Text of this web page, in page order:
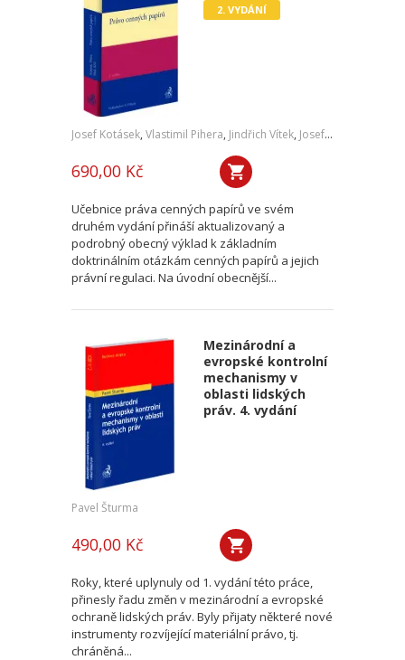
2. VYDÁNÍ
Josef Kotásek, Vlastimil Pihera, Jindřich Vítek, Josef Kříž
690,00 Kč
Učebnice práva cenných papírů ve svém
druhém vydání přináší aktualizovaný a
podrobný obecný výklad k základním
doktrinálním otázkám cenných papírů a jejich
právní regulaci. Na úvodní obecnější...
Mezinárodní a
evropské kontrolní
mechanismy v
oblasti lidských
práv. 4. vydání
Pavel Šturma
490,00 Kč
Roky, které uplynuly od 1. vydání této práce,
přinesly řadu změn v mezinárodní a evropské
ochraně lidských práv. Byly přijaty některé nové
instrumenty rozvíjející materiální právo, tj.
chráněná...